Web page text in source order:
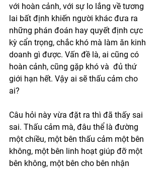
với hoàn cảnh, với sự lo lắng về tương
lai bất định khiến người khác đưa ra
những phán đoán hay quyết định cực
kỳ cẩn trọng, chắc khó mà làm ăn kinh
doanh gì được. Vấn đề là, ai cũng có
hoàn cảnh, cũng gặp khó và  đủ thứ
giới hạn hết. Vậy ai sẽ thấu cảm cho
ai?
Câu hỏi này vừa đặt ra thì đã thấy sai
sai. Thấu cảm mà, đâu thể là đường
một chiều, một bên thấu cảm một bên
không, một bên linh hoạt giúp đỡ một
bên không, một bên cho bên nhận